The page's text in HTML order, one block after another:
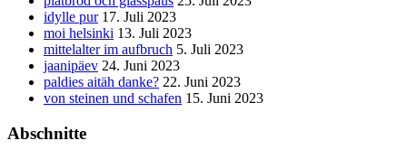
idylle pur 17. Juli 2023
moi helsinki 13. Juli 2023
mittelalter im aufbruch 5. Juli 2023
jaanipäev 24. Juni 2023
paldies aitäh danke? 22. Juni 2023
von steinen und schafen 15. Juni 2023
Abschnitte